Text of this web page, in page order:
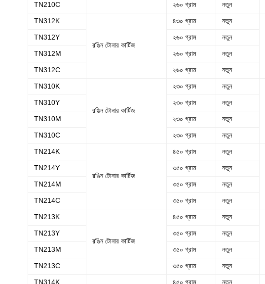
TN210C ২৬০ গ্রাম নতুন
TN312K
রঙিন টোনার কার্টিজ
৪৩০ গ্রাম নতুন
TN312Y ২৬০ গ্রাম নতুন
TN312M ২৬০ গ্রাম নতুন
TN312C ২৬০ গ্রাম নতুন
TN310K
রঙিন টোনার কার্টিজ
২৩০ গ্রাম নতুন
TN310Y ২৩০ গ্রাম নতুন
TN310M ২৩০ গ্রাম নতুন
TN310C ২৩০ গ্রাম নতুন
TN214K
রঙিন টোনার কার্টিজ
৪৫০ গ্রাম নতুন
TN214Y ৩৫০ গ্রাম নতুন
TN214M ৩৫০ গ্রাম নতুন
TN214C ৩৫০ গ্রাম নতুন
TN213K
রঙিন টোনার কার্টিজ
৪৫০ গ্রাম নতুন
TN213Y ৩৫০ গ্রাম নতুন
TN213M ৩৫০ গ্রাম নতুন
TN213C ৩৫০ গ্রাম নতুন
TN314K ৪৫০ গ্রাম নতুন